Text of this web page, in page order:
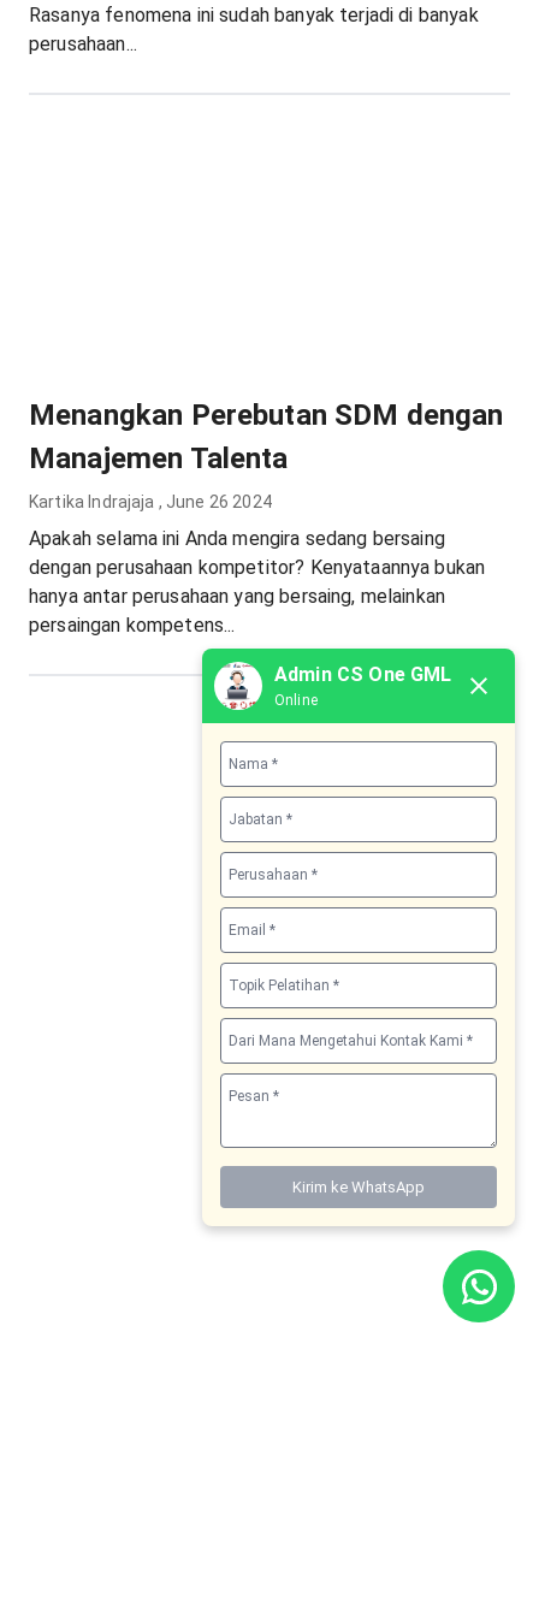
Rasanya fenomena ini sudah banyak terjadi di banyak
perusahaan...
Menangkan Perebutan SDM dengan
Manajemen Talenta
Kartika Indrajaja , June 26 2024
Apakah selama ini Anda mengira sedang bersaing
dengan perusahaan kompetitor? Kenyataannya bukan
hanya antar perusahaan yang bersaing, melainkan
persaingan kompetens...
Admin CS One GML
Online
Kirim ke WhatsApp